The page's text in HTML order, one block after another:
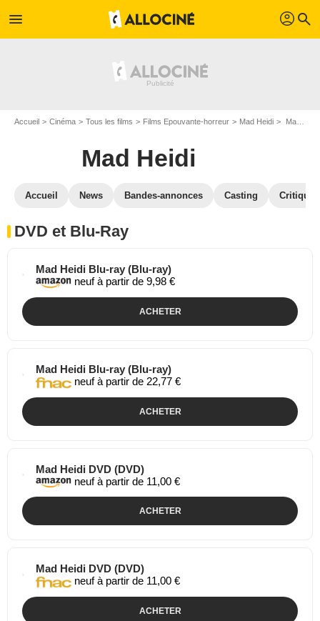
menu profil search
Accueil Cinéma Tous les films Films Epouvante-horreur Mad Heidi Mad Heidi en DVD Blu Ray
Mad Heidi
Accueil News Bandes-annonces Casting
DVD et Blu-Ray
Mad Heidi Blu-ray (Blu-ray)
neuf à partir de 9,98 €
ACHETER
Mad Heidi Blu-ray (Blu-ray)
neuf à partir de 22,77 €
ACHETER
Mad Heidi DVD (DVD)
neuf à partir de 11,00 €
ACHETER
Mad Heidi DVD (DVD)
neuf à partir de 11,00 €
ACHETER